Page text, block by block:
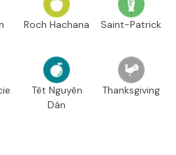
Roch Hachana Saint-Patrick
Têt Nguyên
Dán
Thanksgiving